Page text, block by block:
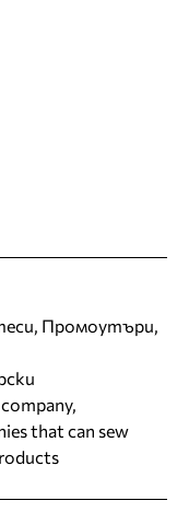
Промоутъри,
that can sew